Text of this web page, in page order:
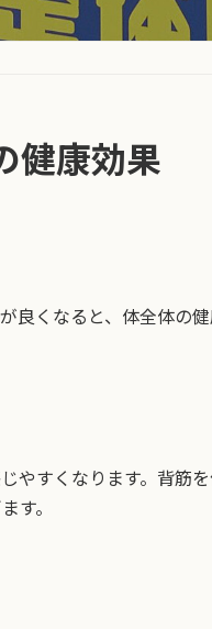
健康効果
良くなると、体全体の
やすくなります。背筋
す。